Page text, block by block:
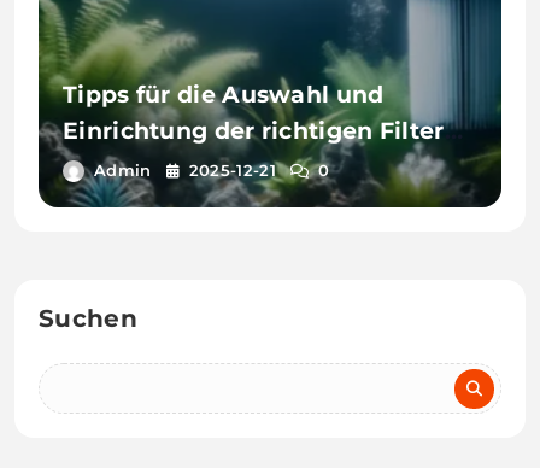
Tipps für die Auswahl und
Einrichtung der richtigen Filter
für Ihr Aquarium
Admin 2025-12-21 0
Suchen